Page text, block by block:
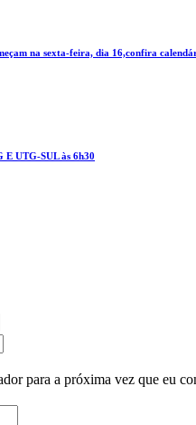
na sexta-feira, dia 16,confira
E UTG-SUL às 6h30
para a próxima vez que eu